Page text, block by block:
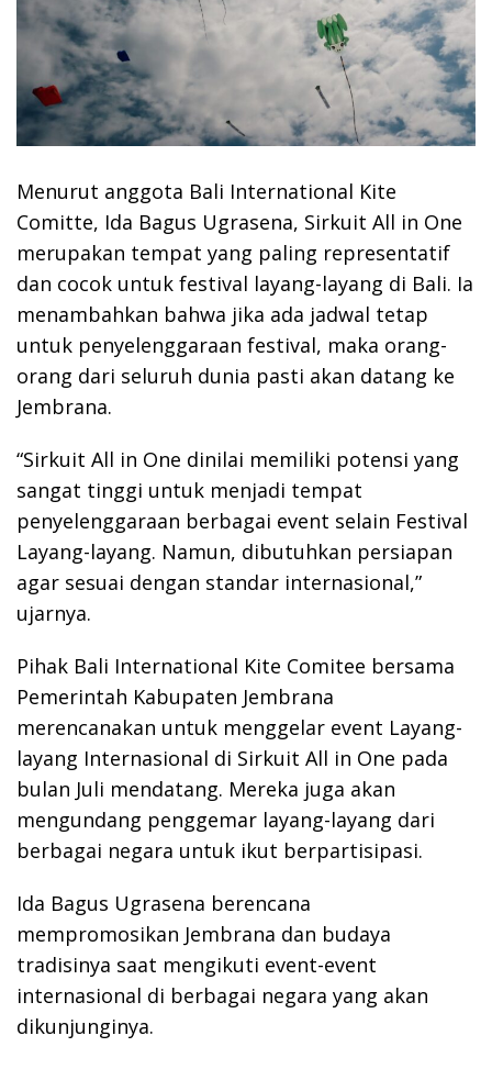
Menurut anggota Bali International Kite
Comitte, Ida Bagus Ugrasena, Sirkuit All in One
merupakan tempat yang paling representatif
dan cocok untuk festival layang-layang di Bali. Ia
menambahkan bahwa jika ada jadwal tetap
untuk penyelenggaraan festival, maka orang-
orang dari seluruh dunia pasti akan datang ke
Jembrana.
“Sirkuit All in One dinilai memiliki potensi yang
sangat tinggi untuk menjadi tempat
penyelenggaraan berbagai event selain Festival
Layang-layang. Namun, dibutuhkan persiapan
agar sesuai dengan standar internasional,”
ujarnya.
Pihak Bali International Kite Comitee bersama
Pemerintah Kabupaten Jembrana
merencanakan untuk menggelar event Layang-
layang Internasional di Sirkuit All in One pada
bulan Juli mendatang. Mereka juga akan
mengundang penggemar layang-layang dari
berbagai negara untuk ikut berpartisipasi.
Ida Bagus Ugrasena berencana
mempromosikan Jembrana dan budaya
tradisinya saat mengikuti event-event
internasional di berbagai negara yang akan
dikunjunginya.